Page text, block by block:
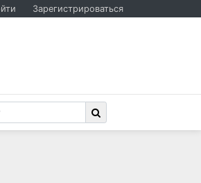
Зарегистрироваться